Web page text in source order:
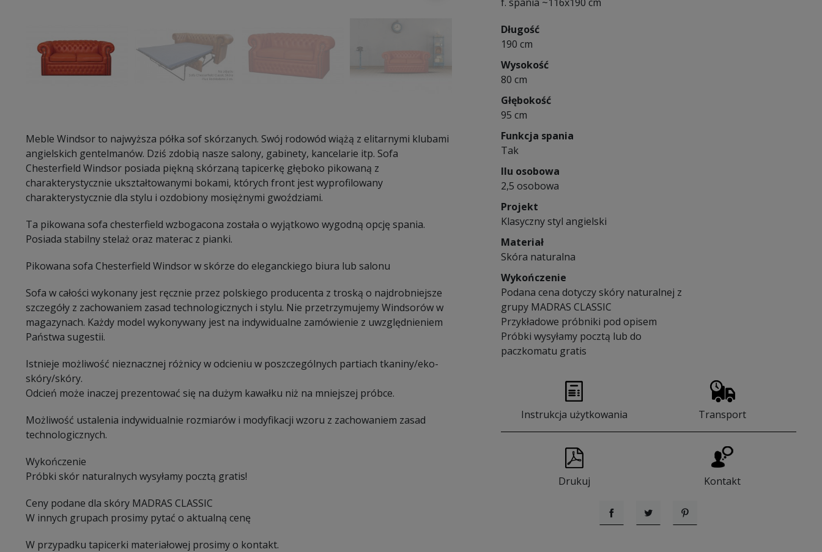
Meble Windsor to najwyższa półka sof skórzanych. Swój rodowód wiążą z elitarnymi klubami
angielskich gentelmanów. Dziś zdobią nasze salony, gabinety, kancelarie itp. Sofa
Chesterfield Windsor posiada piękną skórzaną tapicerkę głęboko pikowaną z
charakterystycznie ukształtowanymi bokami, których front jest wyprofilowany
charakterystycznie dla stylu i ozdobiony mosiężnymi gwoździami.
Ta pikowana sofa chesterfield wzbogacona została o wyjątkowo wygodną opcję spania.
Posiada stabilny stelaż oraz materac z pianki.
Pikowana sofa Chesterfield Windsor w skórze do eleganckiego biura lub salonu
Sofa w całości wykonany jest ręcznie przez polskiego producenta z troską o najdrobniejsze
szczegóły z zachowaniem zasad technologicznych i stylu. Nie przetrzymujemy Windsorów w
magazynach. Każdy model wykonywany jest na indywidualne zamówienie z uwzględnieniem
Państwa sugestii.
Istnieje możliwość nieznacznej różnicy w odcieniu w poszczególnych partiach tkaniny/eko-
skóry/skóry.
Odcień może inaczej prezentować się na dużym kawałku niż na mniejszej próbce.
Możliwość ustalenia indywidualnie rozmiarów i modyfikacji wzoru z zachowaniem zasad
technologicznych.
Wykończenie
Próbki skór naturalnych wysyłamy pocztą gratis!
Ceny podane dla skóry MADRAS CLASSIC
W innych grupach prosimy pytać o aktualną cenę
W przypadku tapicerki materiałowej prosimy o kontakt.
Długość
190 cm
Wysokość
80 cm
Głębokość
95 cm
Funkcja spania
Tak
Ilu osobowa
2,5 osobowa
Projekt
Klasyczny styl angielski
Materiał
Skóra naturalna
Wykończenie
Podana cena dotyczy skóry naturalnej z
grupy MADRAS CLASSIC
Przykładowe próbniki pod opisem
Próbki wysyłamy pocztą lub do
paczkomatu gratis
Instrukcja użytkowania Transport
Drukuj Kontakt
UdostępnijTweetujPinterest